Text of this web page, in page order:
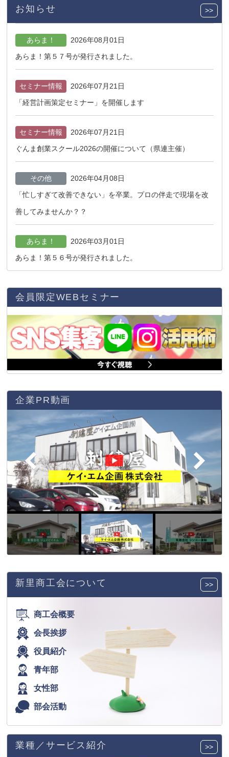
お知らせ >>
あらま！
2026年08月01日
あらま！第５７号が発行されました。
セミナー情報
2026年07月21日
「経営計画策定セミナー」を開催します
セミナー情報
2026年07月21日
ぐんま創業スクール2026の開催について（県連主催）
その他
2026年04月08日
「忙しすぎて改善できない」を卒業。プロの伴走で現場を改
善してみませんか？？
あらま！
2026年03月01日
あらま！第５６号が発行されました。
会員限定WEBセミナー
企業PR動画
新里商工会について >>
商工会概要
会長挨拶
役員紹介
青年部
女性部
部会活動
業種／サービス紹介 >>